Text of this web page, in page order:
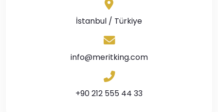
İstanbul / Türkiye
info@meritking.com
+90 212 555 44 33